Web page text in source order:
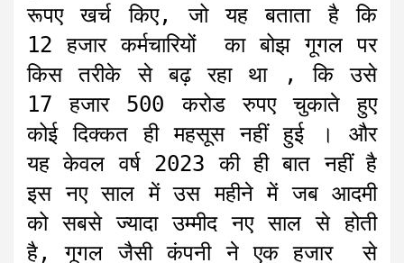
रूपए खर्च किए, जो यह बताता है कि
12 हजार कर्मचारियों का बोझ गूगल पर
किस तरीके से बढ़ रहा था , कि उसे
17 हजार 500 करोड रुपए चुकाते हुए
कोई दिक्कत ही महसूस नहीं हुई । और
यह केवल वर्ष 2023 की ही बात नहीं है
इस नए साल में उस महीने में जब आदमी
को सबसे ज्यादा उम्मीद नए साल से होती
है, गूगल जैसी कंपनी ने एक हजार से